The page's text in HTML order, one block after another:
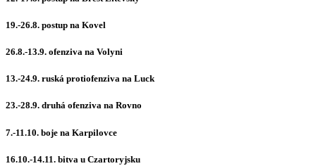
19.-26.8. postup na Kovel
26.8.-13.9. ofenziva na Volyni
13.-24.9. ruská protiofenziva na Luck
23.-28.9. druhá ofenziva na Rovno
7.-11.10. boje na Karpilovce
16.10.-14.11. bitva u Czartoryjsku